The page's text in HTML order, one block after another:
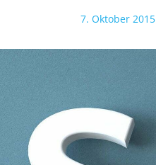
7. Oktober 2015